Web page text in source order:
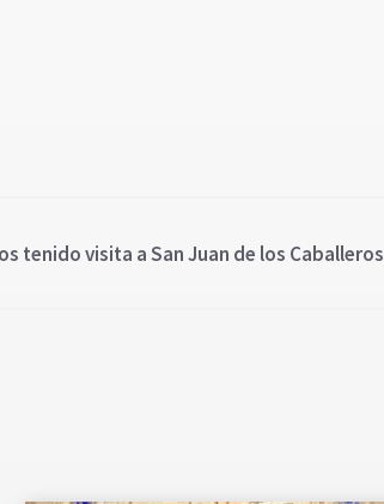
tenido visita a San Juan de los Caballeros